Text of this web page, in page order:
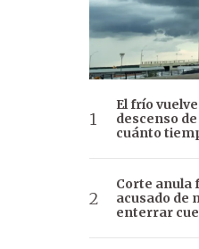
El frío
descenso
cuánto
Corte anula
acusado de
enterrar